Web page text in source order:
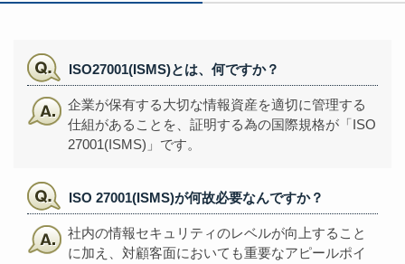
ISO27001(ISMS)とは、何ですか？
企業が保有する大切な情報資産を適切に管理する
仕組があることを、証明する為の国際規格が「ISO
27001(ISMS)」です。
ISO 27001(ISMS)が何故必要なんですか？
社内の情報セキュリティのレベルが向上すること
に加え、対顧客面においても重要なアピールポイ